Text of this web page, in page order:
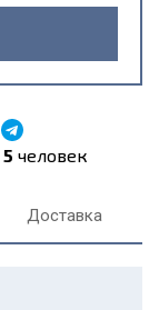
5 человек
Доставка